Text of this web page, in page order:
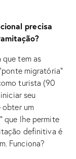
precisa
que tem as
migratória”
turista (90
seu
obter um
que lhe permite
definitiva é
Funciona?